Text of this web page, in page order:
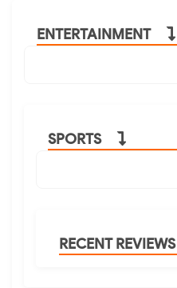
ENTERTAINMENT
SPORTS
RECENT REVIEWS